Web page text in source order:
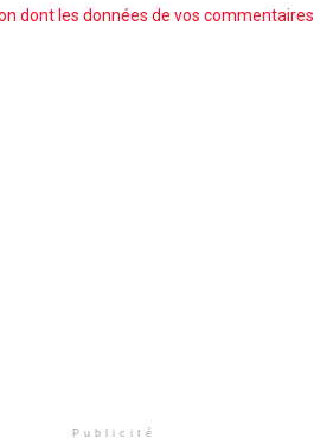
dont les données de vos commentaires
Publicité